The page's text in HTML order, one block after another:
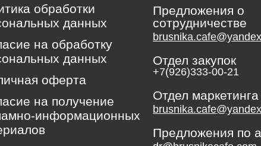
обработки
данных
на обработку
данных
оферта
на получение
информационных
Предложения о
сотрудничестве
Отдел закупок
+7(926)333-00-21
Отдел
Предложения по